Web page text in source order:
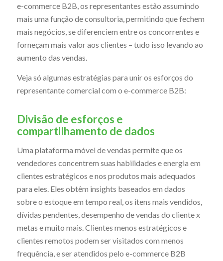
e-commerce B2B, os representantes estão assumindo
mais uma função de consultoria, permitindo que fechem
mais negócios, se diferenciem entre os concorrentes e
forneçam mais valor aos clientes – tudo isso levando ao
aumento das vendas.
Veja só algumas estratégias para unir os esforços do
representante comercial com o e-commerce B2B:
Divisão de esforços e
compartilhamento de dados
Uma plataforma móvel de vendas permite que os
vendedores concentrem suas habilidades e energia em
clientes estratégicos e nos produtos mais adequados
para eles. Eles obtêm insights baseados em dados
sobre o estoque em tempo real, os itens mais vendidos,
dívidas pendentes, desempenho de vendas do cliente x
metas e muito mais. Clientes menos estratégicos e
clientes remotos podem ser visitados com menos
frequência, e ser atendidos pelo e-commerce B2B